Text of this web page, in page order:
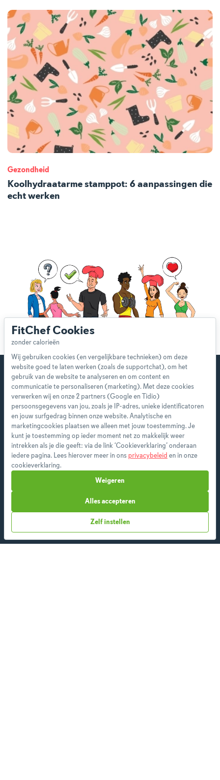
Gezondheid
Koolhydraatarme stamppot: 6 aanpassingen die
echt werken
Start direct met je eerste
persoonlijke weekmenu!
Als premium member heb je toegang tot alle
features en ontvang je wekelijks een nieuw
menu op maat.
Start vandaag
FitChef Cookies
Wij gebruiken cookies (en vergelijkbare technieken) om deze
website goed te laten werken (zoals de supportchat), om het
gebruik van de website te analyseren en om content en
communicatie te personaliseren (marketing). Met deze cookies
verwerken wij en onze 2 partners (Google en Tidio)
persoonsgegevens van jou, zoals je IP-adres, unieke identificatoren
en jouw surfgedrag binnen onze website. Analytische en
marketingcookies plaatsen we alleen met jouw toestemming. Je
kunt je toestemming op ieder moment net zo makkelijk weer
intrekken als je die geeft: via de link ‘Cookieverklaring’ onderaan
iedere pagina. Lees hierover meer in ons privacybeleid en in onze
cookieverklaring.
Zelf instellen
Weigeren
Alles accepteren